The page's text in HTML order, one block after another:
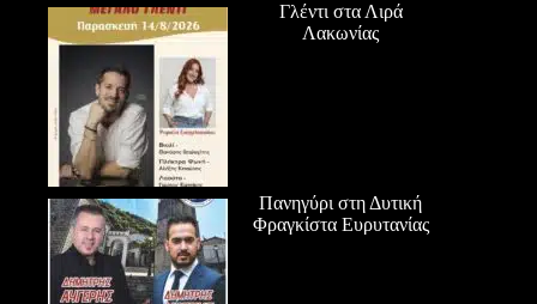
Γλέντι στα Λιρά
Λακωνίας
Πανηγύρι στη Δυτική
Φραγκίστα Ευρυτανίας